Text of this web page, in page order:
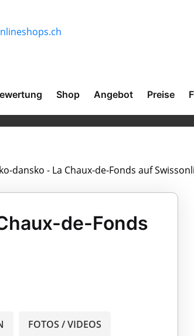
Shop Angebot Preise
dansko - La Chaux-de-Fonds auf
de-Fonds
FOTOS / VIDEOS